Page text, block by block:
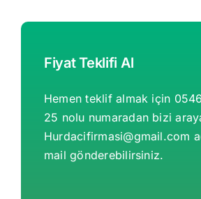
Fiyat Teklifi Al
Hemen teklif almak için
25 nolu numaradan bizi
Hurdacifirmasi@gmail.com
mail gönderebilirsiniz.